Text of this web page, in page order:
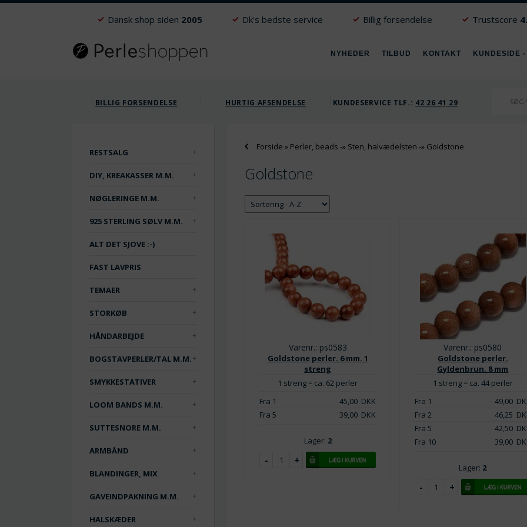
Dansk shop siden 2005 Dk's bedste service Billig forsendelse Trustscore
NYHEDER TILBUD KONTAKT KUNDESIDE
BILLIG FORSENDELSE HURTIG AFSENDELSE KUNDESERVICE TLF.: 42 26 41 29
RESTSALG
DIY, KREAKASSER M.M.
NØGLERINGE M.M.
925 STERLING SØLV M.M.
ALT DET SJOVE :-)
FAST LAVPRIS
TEMAER
STORKØB
HÅNDARBEJDE
BOGSTAVPERLER/TAL M.M.
SMYKKESTATIVER
LOOM BANDS M.M.
SUTTESNORE M.M.
ARMBÅND
BLANDINGER, MIX
GAVEINDPAKNING M.M.
HALSKÆDER
Forside » Perler, beads -» Sten, halvædelsten -» Goldstone
Goldstone
Varenr.: ps0583
Goldstone perler. 6 mm. 1
streng
1 streng = ca. 62 perler
Fra 1
45,00 DKK
Fra 5
39,00 DKK
Lager: 2
Varenr.: ps0580
Goldstone perler.
Gyldenbrun. 8 mm
1 streng = ca. 44 perler
Fra 1
49,00
Fra 2
46,25
Fra 5
42,50
Fra 10
39,00
Lager: 2